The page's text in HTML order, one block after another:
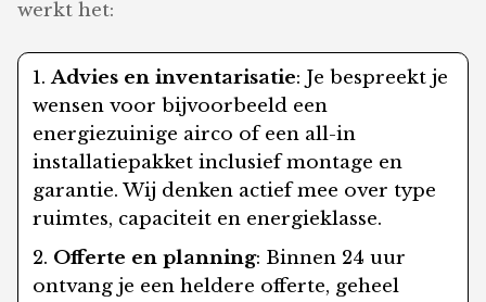
werkt het:
Advies en inventarisatie: Je bespreekt je
wensen voor bijvoorbeeld een
energiezuinige airco of een all-in
installatiepakket inclusief montage en
garantie. Wij denken actief mee over type
ruimtes, capaciteit en energieklasse.
Offerte en planning: Binnen 24 uur
ontvang je een heldere offerte, geheel